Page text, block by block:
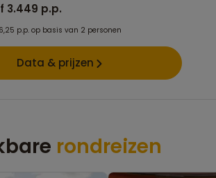
3.449 p.p.
p.p. op basis van 2 personen
Data & prijzen
rondreizen